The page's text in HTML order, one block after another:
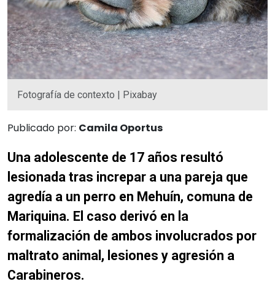
Fotografía de contexto | Pixabay
Publicado por: Camila Oportus
Una adolescente de 17 años resultó
lesionada tras increpar a una pareja que
agredía a un perro en Mehuín, comuna de
Mariquina. El caso derivó en la
formalización de ambos involucrados por
maltrato animal, lesiones y agresión a
Carabineros.